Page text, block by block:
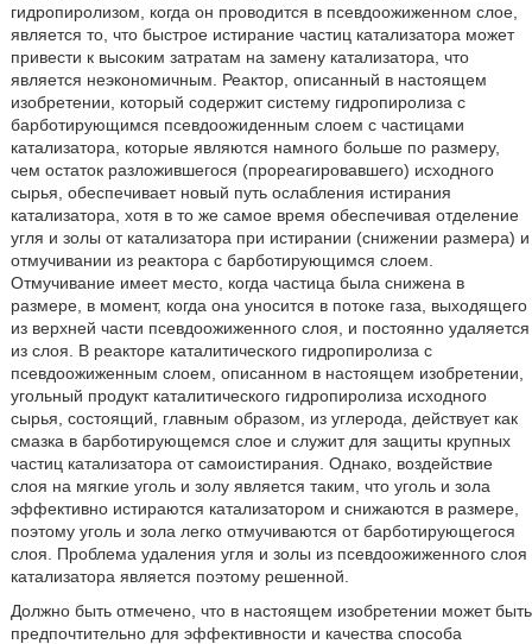
гидропиролизом, когда он проводится в псевдоожиженном слое,
является то, что быстрое истирание частиц катализатора может
привести к высоким затратам на замену катализатора, что
является неэкономичным. Реактор, описанный в настоящем
изобретении, который содержит систему гидропиролиза с
барботирующимся псевдоожиденным слоем с частицами
катализатора, которые являются намного больше по размеру,
чем остаток разложившегося (прореагировавшего) исходного
сырья, обеспечивает новый путь ослабления истирания
катализатора, хотя в то же самое время обеспечивая отделение
угля и золы от катализатора при истирании (снижении размера) и
отмучивании из реактора с барботирующимся слоем.
Отмучивание имеет место, когда частица была снижена в
размере, в момент, когда она уносится в потоке газа, выходящего
из верхней части псевдоожиженного слоя, и постоянно удаляется
из слоя. В реакторе каталитического гидропиролиза с
псевдоожиженным слоем, описанном в настоящем изобретении,
угольный продукт каталитического гидропиролиза исходного
сырья, состоящий, главным образом, из углерода, действует как
смазка в барботирующемся слое и служит для защиты крупных
частиц катализатора от самоистирания. Однако, воздействие
слоя на мягкие уголь и золу является таким, что уголь и зола
эффективно истираются катализатором и снижаются в размере,
поэтому уголь и зола легко отмучиваются от барботирующегося
слоя. Проблема удаления угля и золы из псевдоожиженного слоя
катализатора является поэтому решенной.
Должно быть отмечено, что в настоящем изобретении может быть
предпочтительно для эффективности и качества способа